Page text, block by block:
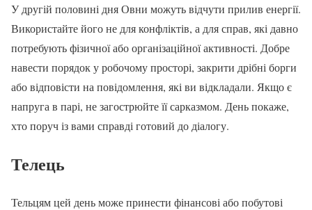
У другій половині дня Овни можуть відчути прилив енергії.
Використайте його не для конфліктів, а для справ, які давно
потребують фізичної або організаційної активності. Добре
навести порядок у робочому просторі, закрити дрібні борги
або відповісти на повідомлення, які ви відкладали. Якщо є
напруга в парі, не загострюйте її сарказмом. День покаже,
хто поруч із вами справді готовий до діалогу.
Телець
Тельцям цей день може принести фінансові або побутові